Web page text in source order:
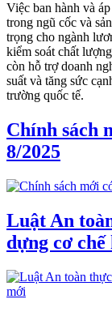
Việc ban hành và
trong ngũ cốc và
trọng cho ngành
kiểm soát chất
còn hỗ trợ doanh
suất và tăng sức
trường quốc tế.
Chính sách
8/2025
Luật An
dựng cơ